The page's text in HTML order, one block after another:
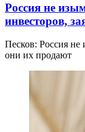
Россия не
инвесторов,
Песков: Россия
они их продают